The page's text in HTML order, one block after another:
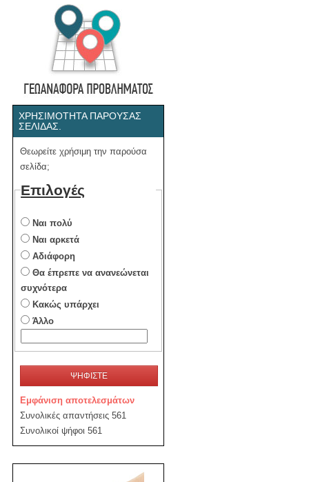
ΧΡΗΣΙΜΌΤΗΤΑ ΠΑΡΟΎΣΑΣ
ΣΕΛΊΔΑΣ.
Θεωρείτε χρήσιμη την παρούσα
σελίδα;
Επιλογές
Ναι πολύ
Ναι αρκετά
Αδιάφορη
Θα έπρεπε να ανανεώνεται
συχνότερα
Κακώς υπάρχει
Άλλο
ΨΗΦΙΣΤΕ
Εμφάνιση αποτελεσμάτων
Συνολικές απαντήσεις 561
Συνολικοί ψήφοι 561